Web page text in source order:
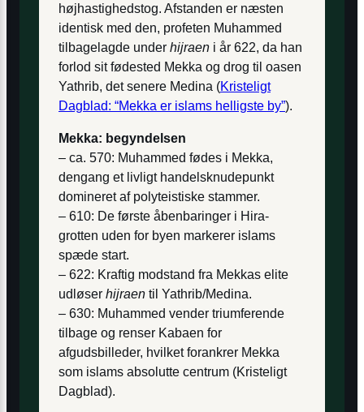
højhastighedstog. Afstanden er næsten
identisk med den, profeten Muhammed
tilbagelagde under hijraen i år 622, da han
forlod sit fødested Mekka og drog til oasen
Yathrib, det senere Medina (Kristeligt
Dagblad: “Mekka er islams helligste by”).
Mekka: begyndelsen
– ca. 570: Muhammed fødes i Mekka,
dengang et livligt handelsknudepunkt
domineret af polyteistiske stammer.
– 610: De første åbenbaringer i Hira-
grotten uden for byen markerer islams
spæde start.
– 622: Kraftig modstand fra Mekkas elite
udløser hijraen til Yathrib/Medina.
– 630: Muhammed vender triumferende
tilbage og renser Kabaen for
afgudsbilleder, hvilket forankrer Mekka
som islams absolutte centrum (Kristeligt
Dagblad).